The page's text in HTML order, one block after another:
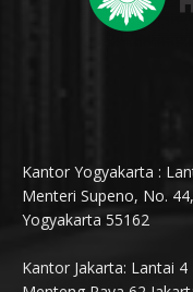
Kantor Yogyakarta :
Menteri Supeno, No.
Yogyakarta 55162
Kantor Jakarta: Lantai